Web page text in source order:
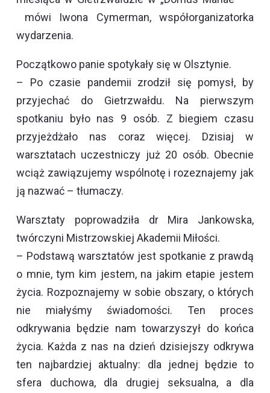
mówi Iwona Cymerman, współorganizatorka
wydarzenia.
Początkowo panie spotykały się w Olsztynie.
– Po czasie pandemii zrodził się pomysł, by
przyjechać do Gietrzwałdu. Na pierwszym
spotkaniu było nas 9 osób. Z biegiem czasu
przyjeżdżało nas coraz więcej. Dzisiaj w
warsztatach uczestniczy już 20 osób. Obecnie
wciąż zawiązujemy wspólnotę i rozeznajemy jak
ją nazwać – tłumaczy.
Warsztaty poprowadziła dr Mira Jankowska,
twórczyni Mistrzowskiej Akademii Miłości.
– Podstawą warsztatów jest spotkanie z prawdą
o mnie, tym kim jestem, na jakim etapie jestem
życia. Rozpoznajemy w sobie obszary, o których
nie miałyśmy świadomości. Ten proces
odkrywania będzie nam towarzyszył do końca
życia. Każda z nas na dzień dzisiejszy odkrywa
ten najbardziej aktualny: dla jednej będzie to
sfera duchowa, dla drugiej seksualna, a dla